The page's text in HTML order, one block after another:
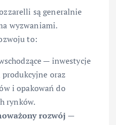
są generalnie
wyzwaniami.
to:
— inwestycje
oraz
i opakowań do
rynków.
rozwój —